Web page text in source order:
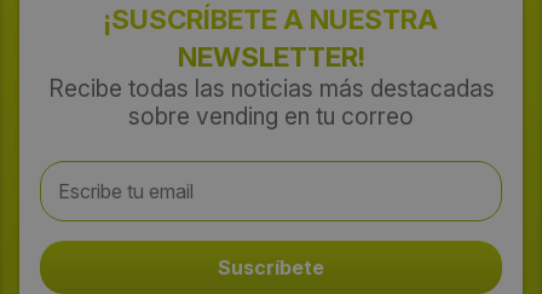
¡SUSCRÍBETE A NUESTRA
NEWSLETTER!
Recibe todas las noticias más destacadas
sobre vending en tu correo